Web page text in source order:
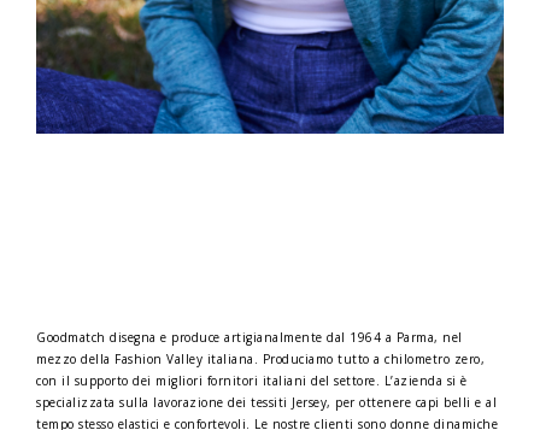
Goodmatch disegna e produce artigianalmente dal 1964 a Parma, nel
mezzo della Fashion Valley italiana. Produciamo tutto a chilometro zero,
con il supporto dei migliori fornitori italiani del settore. L’azienda si è
specializzata sulla lavorazione dei tessiti Jersey, per ottenere capi belli e al
tempo stesso elastici e confortevoli. Le nostre clienti sono donne dinamiche